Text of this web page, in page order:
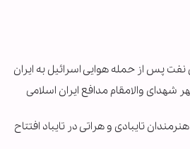
شهدای والامقام مدافع ایران اسلامی
تایبادی و هراتی در تایباد افتتاح